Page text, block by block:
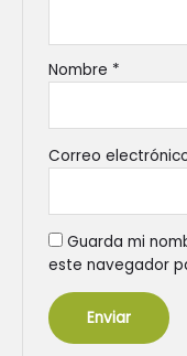
Nombre *
Correo
Guarda mi
este navegador